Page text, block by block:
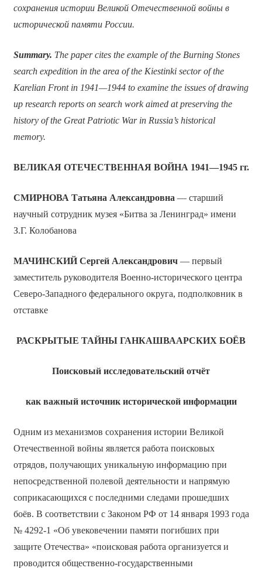
сохранения истории Великой Отечественной войны в
исторической памяти России.
Summary. The paper cites the example of the Burning Stones
search expedition in the area of the Kiestinki sector of the
Karelian Front in 1941—1944 to examine the issues of drawing
up research reports on search work aimed at preserving the
history of the Great Patriotic War in Russia’s historical
memory.
ВЕЛИКАЯ ОТЕЧЕСТВЕННАЯ ВОЙНА 1941—1945 гг.
СМИРНОВА Татьяна Александровна — старший
научный сотрудник музея «Битва за Ленинград» имени
З.Г. Колобанова
МАЧИНСКИЙ Сергей Александрович— первый
заместитель руководителя Военно-исторического центра
Северо-Западного федерального округа, подполковник в
отставке
РАСКРЫТЫЕ ТАЙНЫ ГАНКАШВААРСКИХ БОЁВ
Поисковый исследовательский отчёт
как важный источник исторической информации
Одним из механизмов сохранения истории Великой
Отечественной войны является работа поисковых
отрядов, получающих уникальную информацию при
непосредственной полевой деятельности и напрямую
соприкасающихся с последними следами прошедших
боёв. В соответствии с Законом РФ от 14 января 1993 года
№ 4292-1 «Об увековечении памяти погибших при
защите Отечества» «поисковая работа организуется и
проводится общественно-государственными